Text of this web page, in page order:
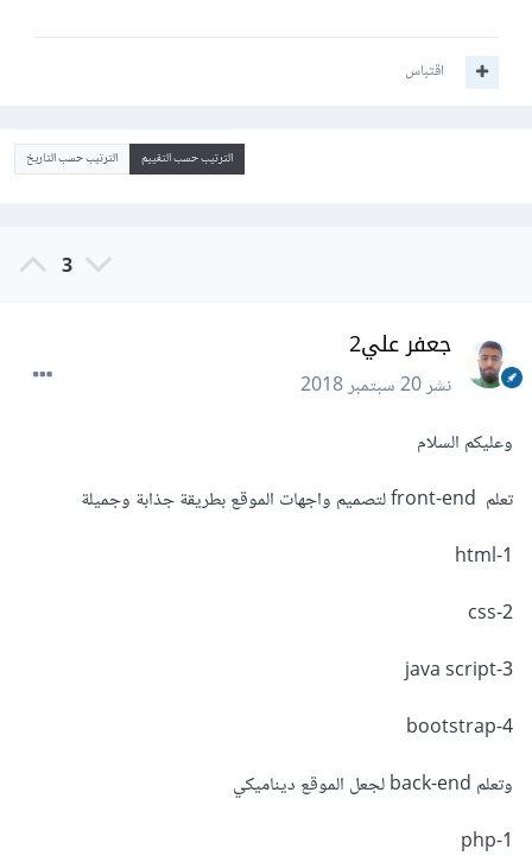
اقتباس
الترتيب حسب التقييم الترتيب حسب التاريخ
3
جعفر علي2
نشر20 سبتمبر 2018
وعليكم السلام
تعلم front-end لتصميم واجهات الموقع بطريقة جذابة وجميلة
1-html
2-css
3-java script
4-bootstrap
وتعلم back-end لجعل الموقع ديناميكي
1-php